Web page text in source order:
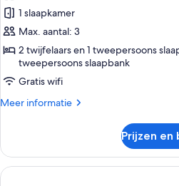
balkon,
uitzicht
op
tuin
laden
1 slaapkamer
Max. aantal: 3
2 twijfelaars en 1 tweepersoons
tweepersoons slaapbank
Gratis wifi
Meer informatie
Meer
balkon,
uitzicht
op
Prijzen en